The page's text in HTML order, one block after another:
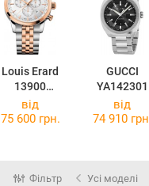
Louis Erard
13900
AB11.BMA40
GUCCI
YA142301
від
75 600 грн.
від
74 910
Фільтр Усі моделі